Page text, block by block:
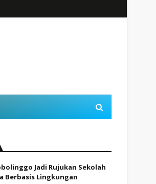
Jadi Rujukan Sekolah
Berbasis Lingkungan